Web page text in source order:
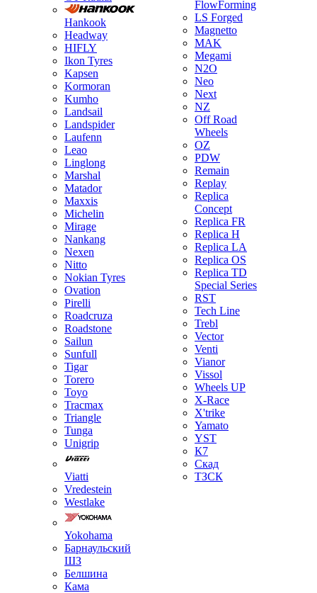
Hankook
Headway
HIFLY
Ikon Tyres
Kapsen
Kormoran
Kumho
Landsail
Landspider
Laufenn
Leao
Linglong
Marshal
Matador
Maxxis
Michelin
Mirage
Nankang
Nexen
Nitto
Nokian Tyres
Ovation
Pirelli
Roadcruza
Roadstone
Sailun
Sunfull
Tigar
Torero
Toyo
Tracmax
Triangle
Tunga
Unigrip
Viatti
Vredestein
Westlake
Yokohama
Барнаульский
ШЗ
Белшина
Кама
FlowForming
LS Forged
Magnetto
MAK
Megami
N2O
Neo
Next
NZ
Off Road
Wheels
OZ
PDW
Remain
Replay
Replica
Concept
Replica FR
Replica H
Replica LA
Replica OS
Replica TD
Special Series
RST
Tech Line
Trebl
Vector
Venti
Vianor
Vissol
Wheels UP
X-Race
X'trike
Yamato
YST
К7
Скад
ТЗСК